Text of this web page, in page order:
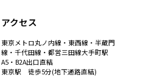
アクセス
東京メトロ丸ノ内線・東西線・半蔵門
線・千代田線・都営三田線大手町駅
A5・B2A出口直結
東京駅 徒歩5分(地下通路直結)